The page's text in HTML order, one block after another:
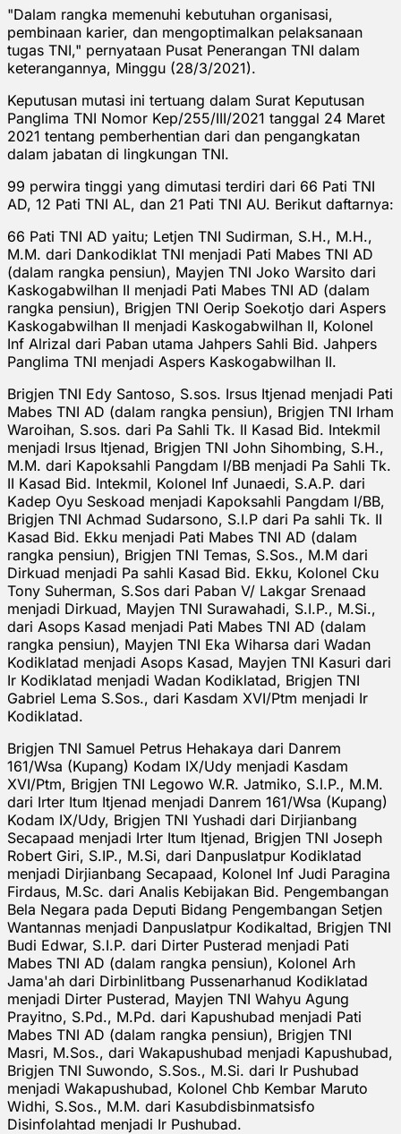
"Dalam rangka memenuhi kebutuhan organisasi,
pembinaan karier, dan mengoptimalkan pelaksanaan
tugas TNI," pernyataan Pusat Penerangan TNI dalam
keterangannya, Minggu (28/3/2021).
Keputusan mutasi ini tertuang dalam Surat Keputusan
Panglima TNI Nomor Kep/255/III/2021 tanggal 24 Maret
2021 tentang pemberhentian dari dan pengangkatan
dalam jabatan di lingkungan TNI.
99 perwira tinggi yang dimutasi terdiri dari 66 Pati TNI
AD, 12 Pati TNI AL, dan 21 Pati TNI AU. Berikut daftarnya:
66 Pati TNI AD yaitu; Letjen TNI Sudirman, S.H., M.H.,
M.M. dari Dankodiklat TNI menjadi Pati Mabes TNI AD
(dalam rangka pensiun), Mayjen TNI Joko Warsito dari
Kaskogabwilhan II menjadi Pati Mabes TNI AD (dalam
rangka pensiun), Brigjen TNI Oerip Soekotjo dari Aspers
Kaskogabwilhan II menjadi Kaskogabwilhan II, Kolonel
Inf Alrizal dari Paban utama Jahpers Sahli Bid. Jahpers
Panglima TNI menjadi Aspers Kaskogabwilhan II.
Brigjen TNI Edy Santoso, S.sos. Irsus Itjenad menjadi Pati
Mabes TNI AD (dalam rangka pensiun), Brigjen TNI Irham
Waroihan, S.sos. dari Pa Sahli Tk. II Kasad Bid. Intekmil
menjadi Irsus Itjenad, Brigjen TNI John Sihombing, S.H.,
M.M. dari Kapoksahli Pangdam I/BB menjadi Pa Sahli Tk.
II Kasad Bid. Intekmil, Kolonel Inf Junaedi, S.A.P. dari
Kadep Oyu Seskoad menjadi Kapoksahli Pangdam I/BB,
Brigjen TNI Achmad Sudarsono, S.I.P dari Pa sahli Tk. II
Kasad Bid. Ekku menjadi Pati Mabes TNI AD (dalam
rangka pensiun), Brigjen TNI Temas, S.Sos., M.M dari
Dirkuad menjadi Pa sahli Kasad Bid. Ekku, Kolonel Cku
Tony Suherman, S.Sos dari Paban V/ Lakgar Srenaad
menjadi Dirkuad, Mayjen TNI Surawahadi, S.I.P., M.Si.,
dari Asops Kasad menjadi Pati Mabes TNI AD (dalam
rangka pensiun), Mayjen TNI Eka Wiharsa dari Wadan
Kodiklatad menjadi Asops Kasad, Mayjen TNI Kasuri dari
Ir Kodiklatad menjadi Wadan Kodiklatad, Brigjen TNI
Gabriel Lema S.Sos., dari Kasdam XVI/Ptm menjadi Ir
Kodiklatad.
Brigjen TNI Samuel Petrus Hehakaya dari Danrem
161/Wsa (Kupang) Kodam IX/Udy menjadi Kasdam
XVI/Ptm, Brigjen TNI Legowo W.R. Jatmiko, S.I.P., M.M.
dari Irter Itum Itjenad menjadi Danrem 161/Wsa (Kupang)
Kodam IX/Udy, Brigjen TNI Yushadi dari Dirjianbang
Secapaad menjadi Irter Itum Itjenad, Brigjen TNI Joseph
Robert Giri, S.IP., M.Si, dari Danpuslatpur Kodiklatad
menjadi Dirjianbang Secapaad, Kolonel Inf Judi Paragina
Firdaus, M.Sc. dari Analis Kebijakan Bid. Pengembangan
Bela Negara pada Deputi Bidang Pengembangan Setjen
Wantannas menjadi Danpuslatpur Kodikaltad, Brigjen TNI
Budi Edwar, S.I.P. dari Dirter Pusterad menjadi Pati
Mabes TNI AD (dalam rangka pensiun), Kolonel Arh
Jama'ah dari Dirbinlitbang Pussenarhanud Kodiklatad
menjadi Dirter Pusterad, Mayjen TNI Wahyu Agung
Prayitno, S.Pd., M.Pd. dari Kapushubad menjadi Pati
Mabes TNI AD (dalam rangka pensiun), Brigjen TNI
Masri, M.Sos., dari Wakapushubad menjadi Kapushubad,
Brigjen TNI Suwondo, S.Sos., M.Si. dari Ir Pushubad
menjadi Wakapushubad, Kolonel Chb Kembar Maruto
Widhi, S.Sos., M.M. dari Kasubdisbinmatsisfo
Disinfolahtad menjadi Ir Pushubad.